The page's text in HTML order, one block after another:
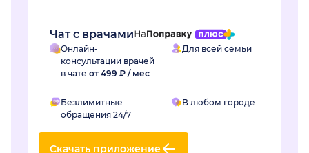
Чат с врачами
Онлайн-
консультации врачей
в чате от 499 ₽ / мес
Для всей семьи
Безлимитные
обращения 24/7
В любом городе
Скачать приложение